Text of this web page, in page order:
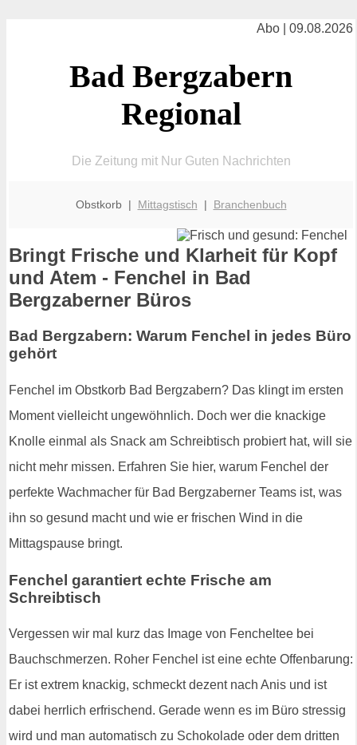
Abo | 09.08.2026
Bad Bergzabern
Regional
Die Zeitung mit Nur Guten Nachrichten
Obstkorb | Mittagstisch | Branchenbuch
Bringt Frische und Klarheit für Kopf
und Atem - Fenchel in Bad
Bergzaberner Büros
Bad Bergzabern: Warum Fenchel in jedes Büro
gehört
Fenchel im Obstkorb Bad Bergzabern? Das klingt im ersten
Moment vielleicht ungewöhnlich. Doch wer die knackige
Knolle einmal als Snack am Schreibtisch probiert hat, will sie
nicht mehr missen. Erfahren Sie hier, warum Fenchel der
perfekte Wachmacher für Bad Bergzaberner Teams ist, was
ihn so gesund macht und wie er frischen Wind in die
Mittagspause bringt.
Fenchel garantiert echte Frische am
Schreibtisch
Vergessen wir mal kurz das Image von Fencheltee bei
Bauchschmerzen. Roher Fenchel ist eine echte Offenbarung:
Er ist extrem knackig, schmeckt dezent nach Anis und ist
dabei herrlich erfrischend. Gerade wenn es im Büro stressig
wird und man automatisch zu Schokolade oder dem dritten